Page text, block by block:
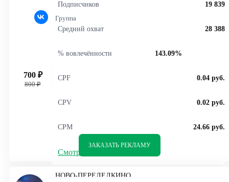
Группа
Подписчиков 19 839
Средний охват 28 388
% вовлечённости 143.09%
CPF 0.04 руб.
CPV 0.02 руб.
CPM 24.66 руб.
Смотреть статистику
700 ₽
800 ₽
ЗАКАЗАТЬ РЕКЛАМУ
НОВО-ПЕРЕДЕЛКИНО